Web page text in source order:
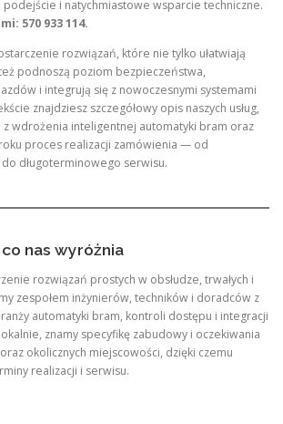
i natychmiastowe wsparcie techniczne.
570 933 114.
rozwiązań, które nie tylko ułatwiają
podnoszą poziom bezpieczeństwa,
i integrują się z nowoczesnymi systemami
znajdziesz szczegółowy opis naszych usług,
z wdrożenia inteligentnej automatyki bram oraz
proces realizacji zamówienia — od
długoterminowego serwisu.
nas wyróżnia
rozwiązań prostych w obsłudze, trwałych i
zespołem inżynierów, techników i doradców z
automatyki bram, kontroli dostępu i integracji
znamy specyfikę zabudowy i oczekiwania
okolicznych miejscowości, dzięki czemu
realizacji i serwisu.